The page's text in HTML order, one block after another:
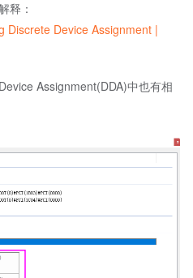
释：
Discrete Device Assignment |
Assignment(DDA)中也有相